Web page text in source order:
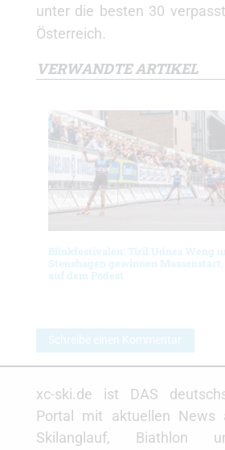
unter die besten 30
Österreich.
VERWANDTE ARTIKEL
Blinkfestivalen: Tiril Udnes Weng
Stenshagen gewinnen
auf dem Podest
Schreibe einen Kommentar
xc-ski.de ist DAS
Portal mit aktuellen News
Skilanglauf, Biathlon